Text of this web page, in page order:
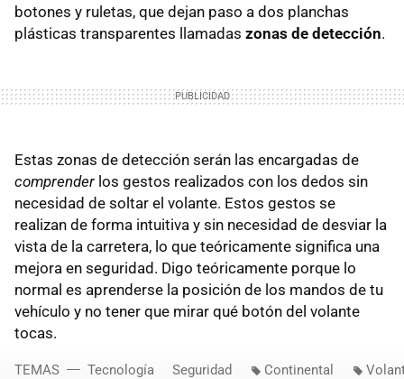
botones y ruletas, que dejan paso a dos planchas
plásticas transparentes llamadas zonas de detección.
Estas zonas de detección serán las encargadas de
comprender los gestos realizados con los dedos sin
necesidad de soltar el volante. Estos gestos se
realizan de forma intuitiva y sin necesidad de desviar la
vista de la carretera, lo que teóricamente significa una
mejora en seguridad. Digo teóricamente porque lo
normal es aprenderse la posición de los mandos de tu
vehículo y no tener que mirar qué botón del volante
tocas.
TEMAS Tecnología Seguridad Continental